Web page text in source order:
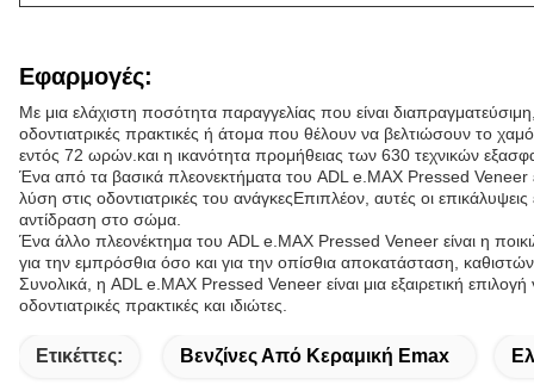
Εφαρμογές:
Με μια ελάχιστη ποσότητα παραγγελίας που είναι
οδοντιατρικές πρακτικές ή άτομα που θέλουν να βελτιώσουν το
εντός 72 ωρών.και η ικανότητα προμήθειας των 630 τεχνικών
Ένα από τα βασικά πλεονεκτήματα του ADL e.MAX Pressed Veneer
λύση στις οδοντιατρικές του ανάγκεςΕπιπλέον, αυτές οι
αντίδραση στο σώμα.
Ένα άλλο πλεονέκτημα του ADL e.MAX Pressed Veneer είναι η
για την εμπρόσθια όσο και για την οπίσθια αποκατάσταση,
Συνολικά, η ADL e.MAX Pressed Veneer είναι μια εξαιρετική
οδοντιατρικές πρακτικές και ιδιώτες.
Ετικέττες: Βενζίνες Από Κεραμική Emax